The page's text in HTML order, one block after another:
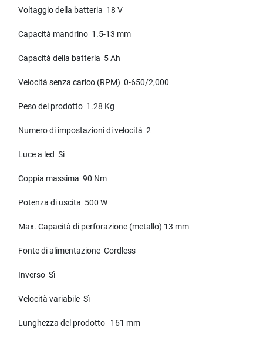
Voltaggio della batteria 18 V
Capacità mandrino 1.5-13 mm
Capacità della batteria 5 Ah
Velocità senza carico (RPM) 0-650/2,000
Peso del prodotto 1.28 Kg
Numero di impostazioni di velocità 2
Luce a led Sì
Coppia massima 90 Nm
Potenza di uscita 500 W
Max. Capacità di perforazione (metallo) 13 mm
Fonte di alimentazione Cordless
Inverso Sì
Velocità variabile Sì
Lunghezza del prodotto 161 mm